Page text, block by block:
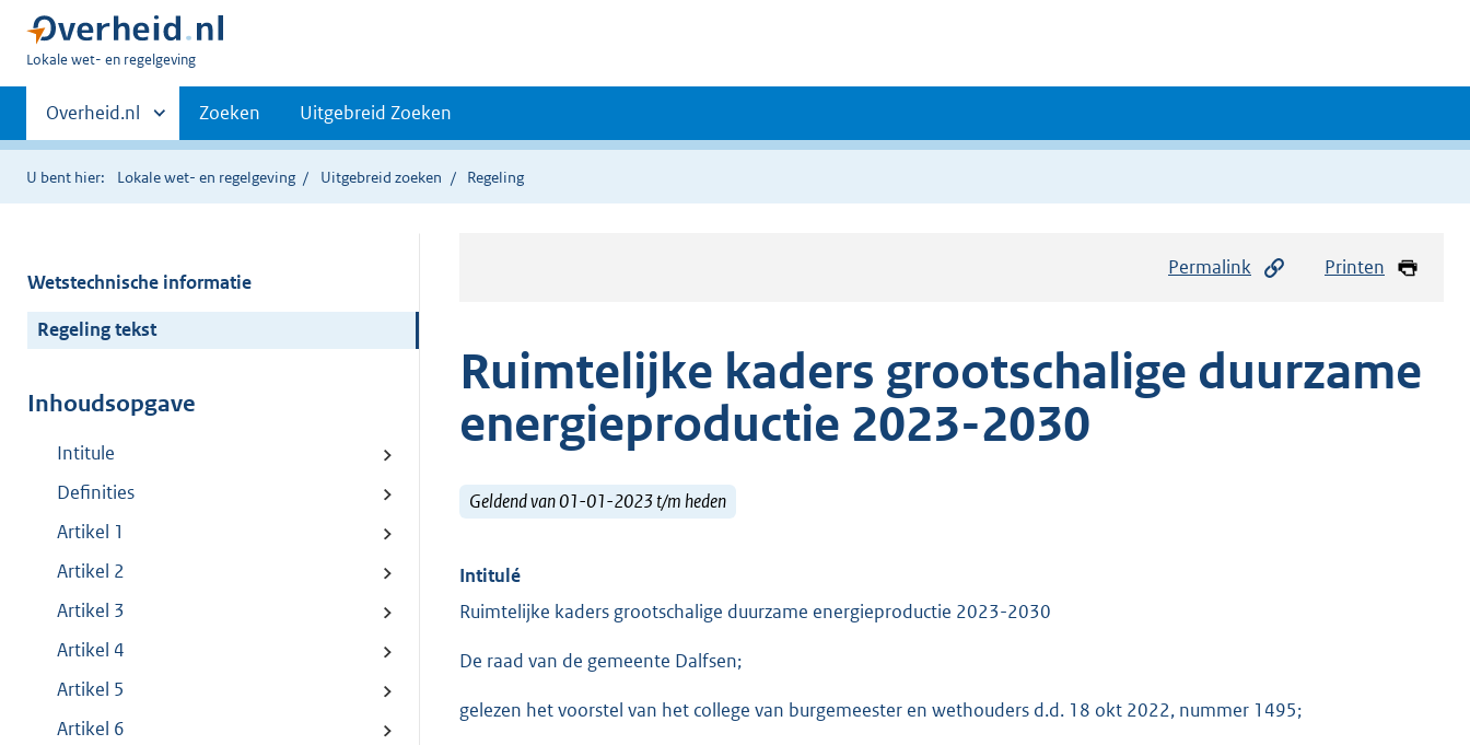
U
hier:
Lokale wet- en regelgeving
Primaire
navigatie
Andere
sites
binnen
Overheid.nl Zoeken Uitgebreid Zoeken
U bent hier: Lokale wet- en regelgeving Uitgebreid zoeken Regeling
Wetstechnische informatie
Regeling tekst
Inhoudsopgave
Intitule
Definities
Artikel 1
Artikel 2
Artikel 3
Artikel 4
Artikel 5
Artikel 6
Permalink Printen
Ruimtelijke kaders grootschalige duurzame
energieproductie 2023-2030
Geldend van 01-01-2023 t/m heden
Intitulé
Ruimtelijke kaders grootschalige duurzame energieproductie 2023-2030
De raad van de gemeente Dalfsen;
gelezen het voorstel van het college van burgemeester en wethouders d.d. 18 okt 2022, nummer 1495;